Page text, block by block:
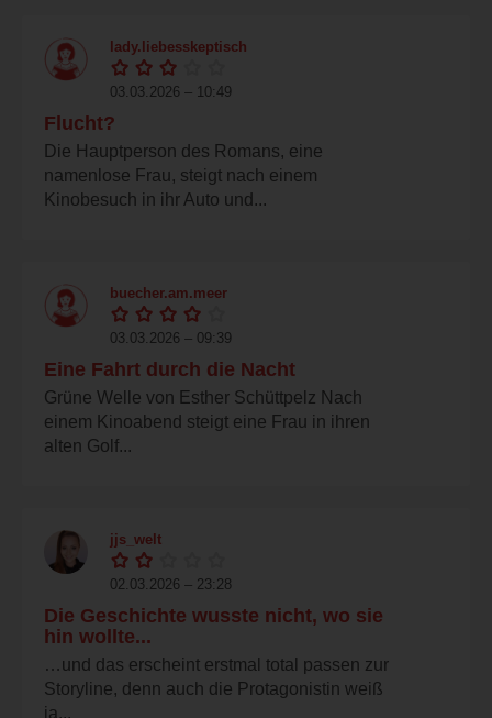
lady.liebesskeptisch
03.03.2026 – 10:49
Flucht?
Die Hauptperson des Romans, eine
namenlose Frau, steigt nach einem
Kinobesuch in ihr Auto und...
buecher.am.meer
03.03.2026 – 09:39
Eine Fahrt durch die Nacht
Grüne Welle von Esther Schüttpelz Nach
einem Kinoabend steigt eine Frau in ihren
alten Golf...
jjs_welt
02.03.2026 – 23:28
Die Geschichte wusste nicht, wo sie
hin wollte...
…und das erscheint erstmal total passen zur
Storyline, denn auch die Protagonistin weiß
ja...